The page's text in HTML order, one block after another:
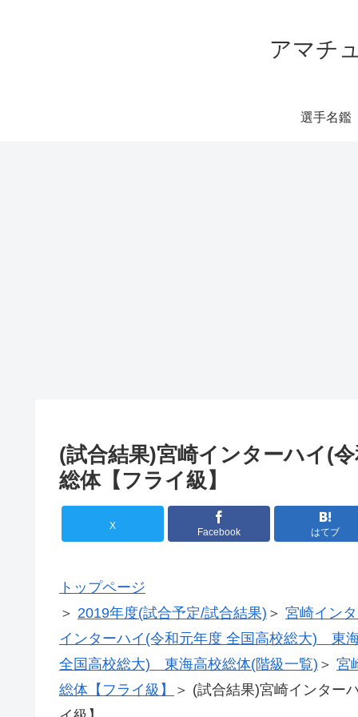
アマチ
選手名鑑
(試合結果)宮崎インターハイ(
総体【フライ級】
X
Facebook はてブ
トップページ
＞ 2019年度(試合予定/試合結果) ＞ 宮崎イン
インターハイ(令和元年度 全国高校総大) 東
全国高校総大) 東海高校総体(階級一覧) ＞ 宮
総体【フライ級】
＞ (試合結果)宮崎インター